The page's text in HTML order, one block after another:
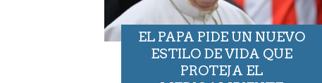
EL PAPA PIDE UN NUEVO
ESTILO DE VIDA QUE
PROTEJA EL